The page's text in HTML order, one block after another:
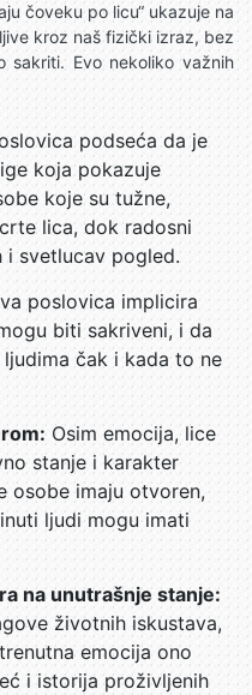
čoveku po licu“ ukazuje na
kroz naš fizički izraz, bez
Evo nekoliko važnih
podseća da je
koja pokazuje
koje su tužne,
lica, dok radosni
i svetlucav pogled.
poslovica implicira
biti sakriveni, i da
čak i kada to ne
Osim emocija, lice
stanje i karakter
osobe imaju otvoren,
ljudi mogu imati
na unutrašnje stanje:
životnih iskustava,
emocija ono
i istorija proživljenih